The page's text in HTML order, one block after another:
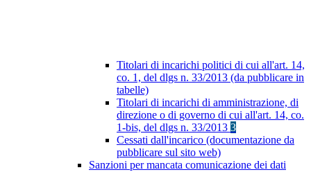
Titolari di incarichi politici di cui all'art. 14,
co. 1, del dlgs n. 33/2013 (da pubblicare in
tabelle)
Titolari di incarichi di amministrazione, di
direzione o di governo di cui all'art. 14, co.
1-bis, del dlgs n. 33/2013 3
Cessati dall'incarico (documentazione da
pubblicare sul sito web)
Sanzioni per mancata comunicazione dei dati